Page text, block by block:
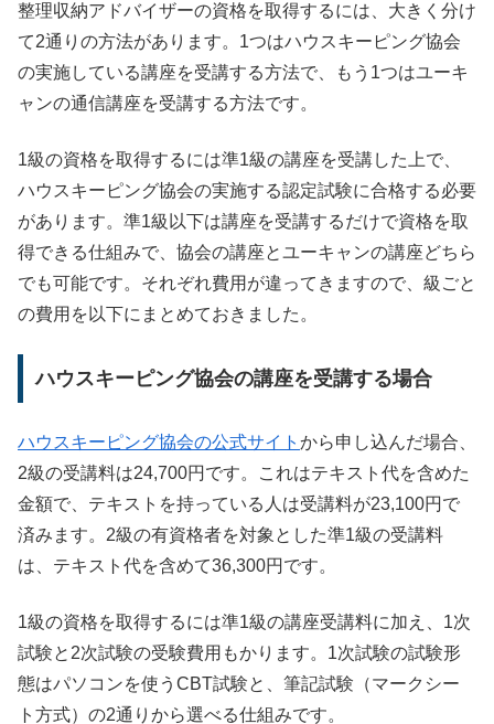
整理収納アドバイザーの資格を取得するには、大きく分け
て2通りの方法があります。1つはハウスキーピング協会
の実施している講座を受講する方法で、もう1つはユーキ
ャンの通信講座を受講する方法です。
1級の資格を取得するには準1級の講座を受講した上で、
ハウスキーピング協会の実施する認定試験に合格する必要
があります。準1級以下は講座を受講するだけで資格を取
得できる仕組みで、協会の講座とユーキャンの講座どちら
でも可能です。それぞれ費用が違ってきますので、級ごと
の費用を以下にまとめておきました。
ハウスキーピング協会の講座を受講する場合
ハウスキーピング協会の公式サイト から申し込んだ場合、
2級の受講料は24,700円です。これはテキスト代を含めた
金額で、テキストを持っている人は受講料が23,100円で
済みます。2級の有資格者を対象とした準1級の受講料
は、テキスト代を含めて36,300円です。
1級の資格を取得するには準1級の講座受講料に加え、1次
試験と2次試験の受験費用もかります。1次試験の試験形
態はパソコンを使うCBT試験と、筆記試験（マークシー
ト方式）の2通りから選べる仕組みです。